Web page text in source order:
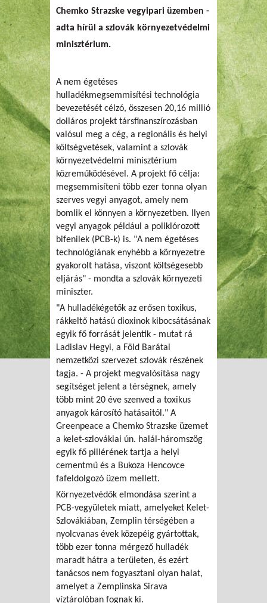
Chemko Strazske vegyipari üzemben -
adta hírül a szlovák környezetvédelmi
minisztérium.
A nem égetéses
hulladékmegsemmisítési technológia
bevezetését célzó, összesen 20,16 millió
dolláros projekt társfinanszírozásban
valósul meg a cég, a regionális és helyi
költségvetések, valamint a szlovák
környezetvédelmi minisztérium
közreműködésével. A projekt fő célja:
megsemmisíteni több ezer tonna olyan
szerves vegyi anyagot, amely nem
bomlik el könnyen a környezetben. Ilyen
vegyi anyagok például a poliklórozott
bifenilek (PCB-k) is. "A nem égetéses
technológiának enyhébb a környezetre
gyakorolt hatása, viszont költségesebb
eljárás" - mondta a szlovák környezeti
miniszter.
"A hulladékégetők az erősen toxikus,
rákkeltő hatású dioxinok kibocsátásának
egyik fő forrását jelentik - mutat rá
Ladislav Hegyi, a Föld Barátai
nemzetközi szervezet szlovák részének
tagja. - A projekt megvalósítása nagy
segítséget jelent a térségnek, amely
több mint 20 éve szenved a toxikus
anyagok károsító hatásaitól." A
Greenpeace a Chemko Strazske üzemet
a kelet-szlovákiai ún. halál-háromszög
egyik fő pillérének tartja a helyi
cementmű és a Bukoza Hencovce
fafeldolgozó üzem mellett.
Környezetvédők elmondása szerint a
PCB-vegyületek miatt, amelyeket Kelet-
Szlovákiában, Zemplin térségében a
nyolcvanas évek közepéig gyártottak,
több ezer tonna mérgező hulladék
maradt hátra a területen, és ezért
tanácsos nem fogyasztani olyan halat,
amelyet a Zemplinska Sirava
víztárolóban fognak ki.